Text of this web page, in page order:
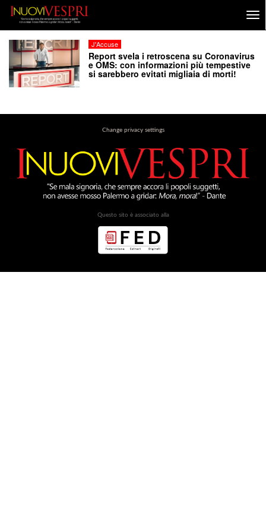
J'Accuse
Report svela i retroscena su Coronavirus
e OMS: con informazioni più tempestive
si sarebbero evitati migliaia di morti!
Change privacy settings
Questo sito è associato alla